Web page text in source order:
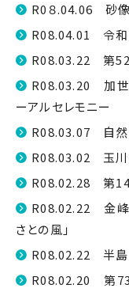
R0８.04.06 砂
R08.04.01 令和
R08.03.22 第52
R08.03.20 加世
ーアルセレモニー
R08.03.07 自然
R08.03.02 玉川
R08.02.28 第14
R08.02.22 金峰
さとの風」
R08.02.22 半島
R08.02.20 第